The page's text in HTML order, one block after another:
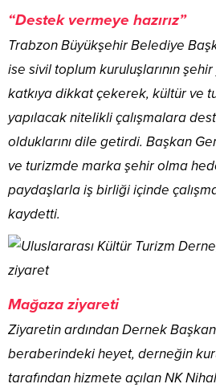
“Destek vermeye hazırız”
Trabzon Büyükşehir Belediye
ise sivil toplum kuruluşlarının
katkıya dikkat çekerek, kültür ve
yapılacak nitelikli çalışmalara
olduklarını dile getirdi. Başkan
ve turizmde marka şehir olma
paydaşlarla iş birliği içinde
kaydetti.
Mağaza ziyareti
Ziyaretin ardından Dernek
beraberindeki heyet, derneğin
tarafından hizmete açılan NK